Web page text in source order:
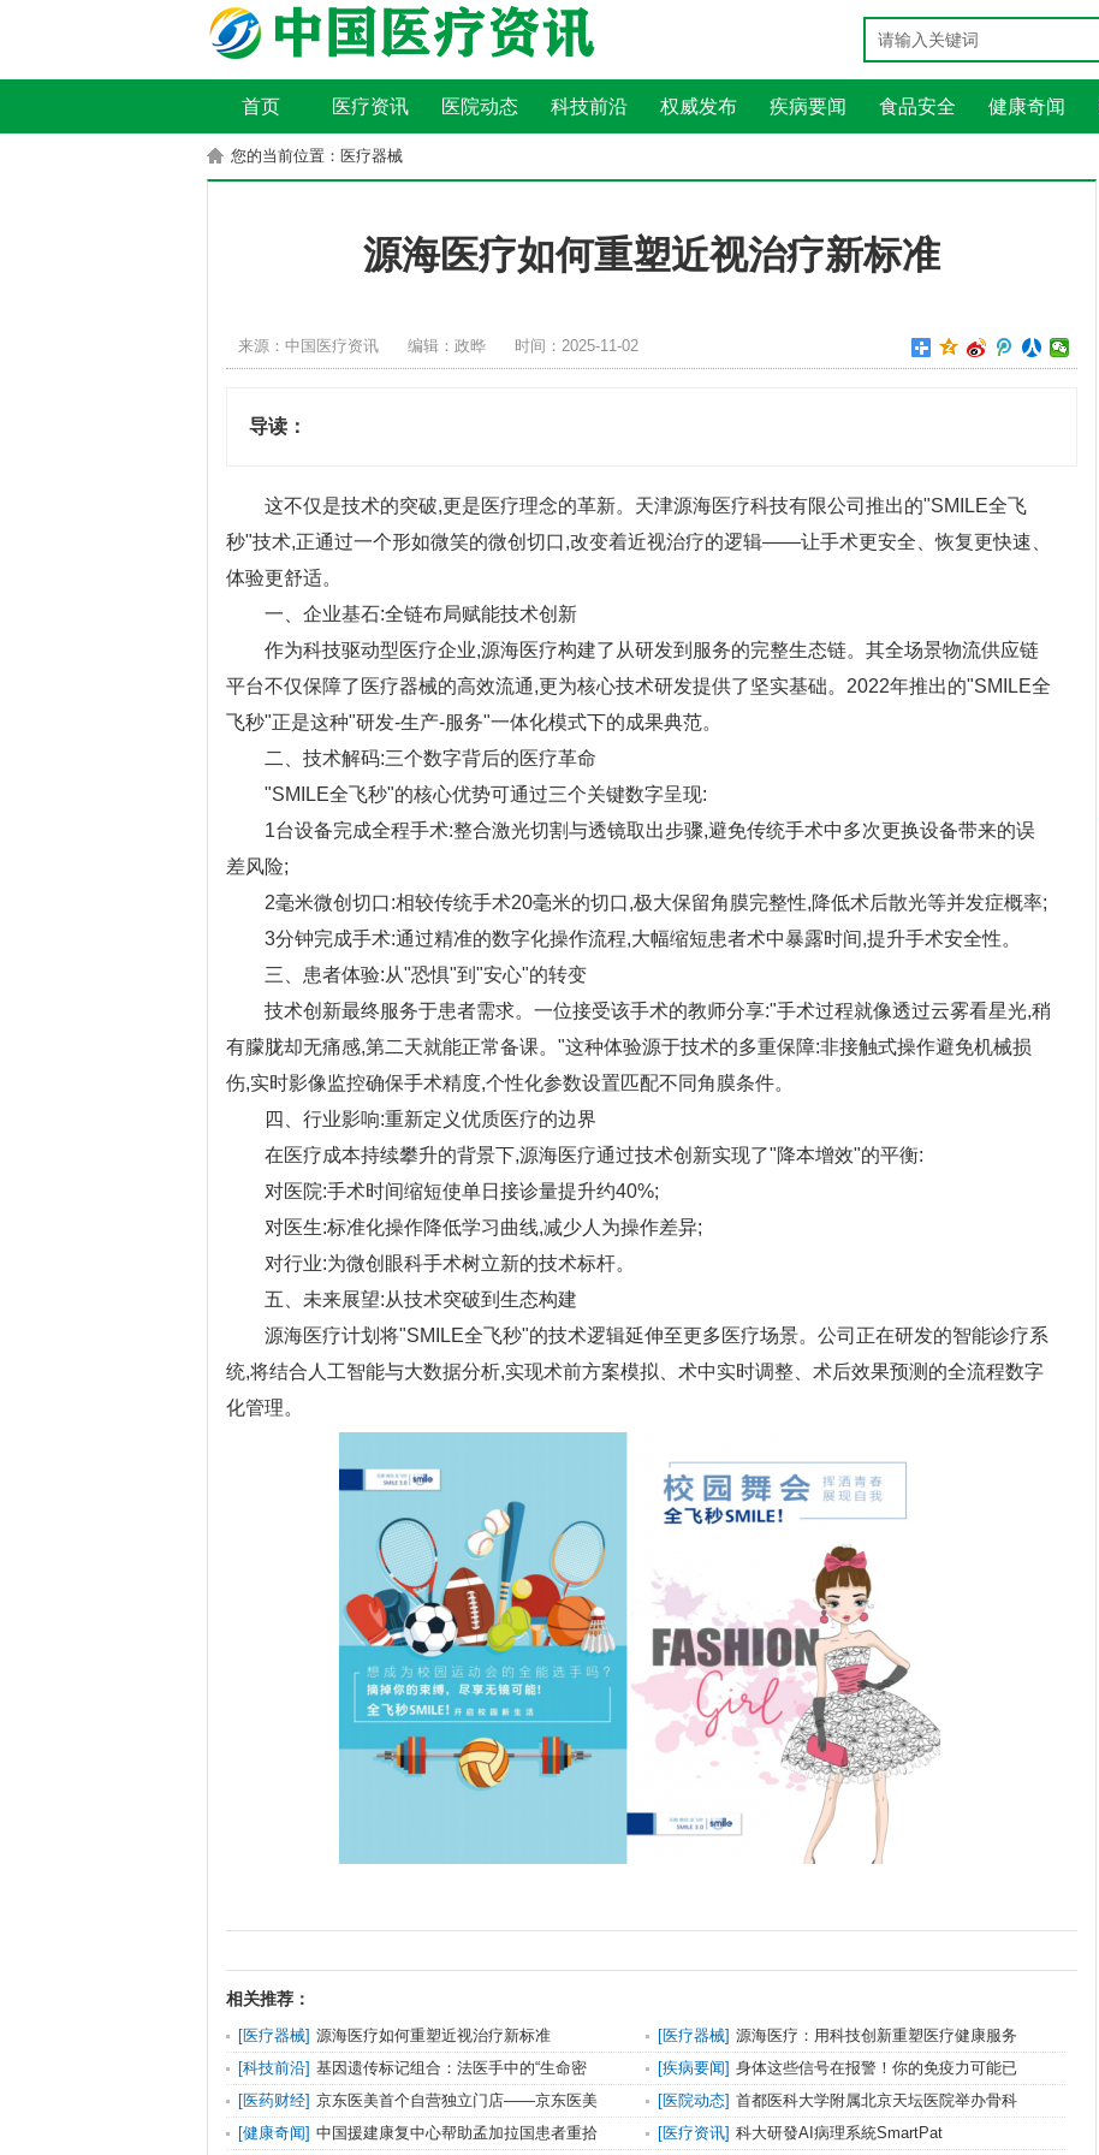
首页 医疗资讯 医院动态 科技前沿 权威发布 疾病要闻 食品安全 健康奇闻
您的当前位置：医疗器械
源海医疗如何重塑近视治疗新标准
来源：中国医疗资讯 编辑：政晔 时间：2025-11-02
导读：
这不仅是技术的突破,更是医疗理念的革新。天津源海医疗科技有限公司推出的"SMILE全飞
秒"技术,正通过一个形如微笑的微创切口,改变着近视治疗的逻辑——让手术更安全、恢复更快速、
体验更舒适。
一、企业基石:全链布局赋能技术创新
作为科技驱动型医疗企业,源海医疗构建了从研发到服务的完整生态链。其全场景物流供应链
平台不仅保障了医疗器械的高效流通,更为核心技术研发提供了坚实基础。2022年推出的"SMILE全
飞秒"正是这种"研发-生产-服务"一体化模式下的成果典范。
二、技术解码:三个数字背后的医疗革命
"SMILE全飞秒"的核心优势可通过三个关键数字呈现:
1台设备完成全程手术:整合激光切割与透镜取出步骤,避免传统手术中多次更换设备带来的误
差风险;
2毫米微创切口:相较传统手术20毫米的切口,极大保留角膜完整性,降低术后散光等并发症概率;
3分钟完成手术:通过精准的数字化操作流程,大幅缩短患者术中暴露时间,提升手术安全性。
三、患者体验:从"恐惧"到"安心"的转变
技术创新最终服务于患者需求。一位接受该手术的教师分享:"手术过程就像透过云雾看星光,稍
有朦胧却无痛感,第二天就能正常备课。"这种体验源于技术的多重保障:非接触式操作避免机械损
伤,实时影像监控确保手术精度,个性化参数设置匹配不同角膜条件。
四、行业影响:重新定义优质医疗的边界
在医疗成本持续攀升的背景下,源海医疗通过技术创新实现了"降本增效"的平衡:
对医院:手术时间缩短使单日接诊量提升约40%;
对医生:标准化操作降低学习曲线,减少人为操作差异;
对行业:为微创眼科手术树立新的技术标杆。
五、未来展望:从技术突破到生态构建
源海医疗计划将"SMILE全飞秒"的技术逻辑延伸至更多医疗场景。公司正在研发的智能诊疗系
统,将结合人工智能与大数据分析,实现术前方案模拟、术中实时调整、术后效果预测的全流程数字
化管理。
相关推荐：
[医疗器械] 源海医疗如何重塑近视治疗新标准 [医疗器械] 源海医疗：用科技创新重塑医疗健康服务
[科技前沿] 基因遗传标记组合：法医手中的“生命密 [疾病要闻] 身体这些信号在报警！你的免疫力可能已
[医药财经] 京东医美首个自营独立门店——京东医美 [医院动态] 首都医科大学附属北京天坛医院举办骨科
[健康奇闻] 中国援建康复中心帮助孟加拉国患者重拾 [医疗资讯] 科大研發AI病理系統SmartPat